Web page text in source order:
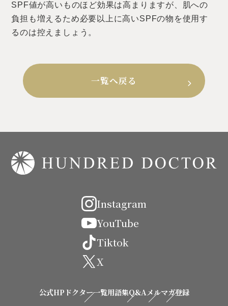
SPF値が高いものほど効果は高まりますが、肌への
負担も増えるため必要以上に高いSPFの物を使用す
るのは控えましょう。
一覧へ戻る
Instagram
YouTube
Tiktok
X
公式HP ドクター一覧用語集Q&A メルマガ登録